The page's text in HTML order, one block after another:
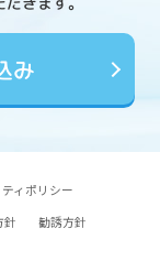
み
ィポリシー
針
勧誘方針